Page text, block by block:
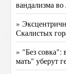
вандализма
»
Скалистых
» "Без совка":
мать" уберут